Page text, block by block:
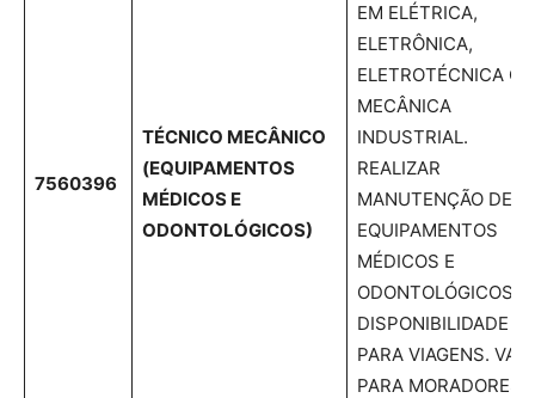
7560396
TÉCNICO MECÂNICO
(EQUIPAMENTOS
MÉDICOS E
ODONTOLÓGICOS)
EM ELÉTRICA,
ELETRÔNICA,
ELETROTÉCNICA OU
MECÂNICA
INDUSTRIAL.
REALIZAR
MANUTENÇÃO DE
EQUIPAMENTOS
MÉDICOS E
ODONTOLÓGICOS.
DISPONIBILIDADE
PARA VIAGENS.
PARA MORADORES